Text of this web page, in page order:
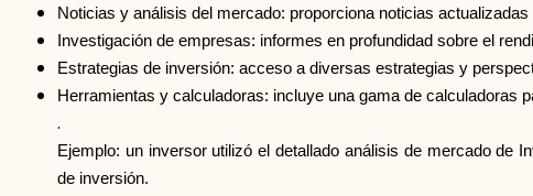
Noticias y análisis del mercado: proporciona noticias
Investigación de empresas: informes en profundidad sobre el
Estrategias de inversión: acceso a diversas estrategias y
Herramientas y calculadoras: incluye una gama de calculadoras
.
Ejemplo: un inversor utilizó el detallado análisis de mercado de
de inversión.